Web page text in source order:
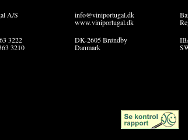
A/S
info@viniportugal.dk
www.viniportugal.dk
3222
3210
DK-2605 Brøndby
Danmark